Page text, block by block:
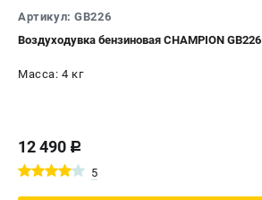
Артикул: GB226
Воздуходувка бензиновая CHAMPION GB226
Масса: 4 кг
12 490 c
5